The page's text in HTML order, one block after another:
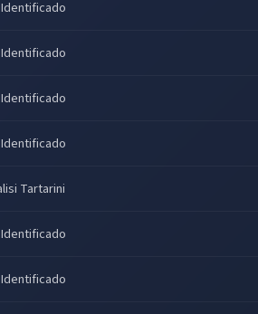
Tartarini